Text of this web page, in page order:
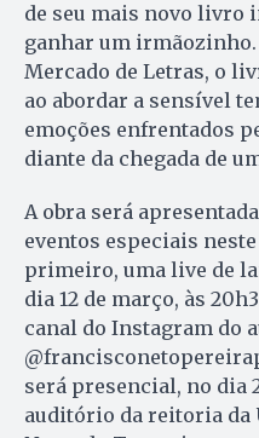
de seu mais novo livro
ganhar um
Mercado de Letras, o
ao abordar a sensível
emoções enfrentados
diante da chegada de
A obra será
eventos especiais
primeiro, uma live de
dia 12 de março, às
canal do Instagram do
será presencial, no dia
auditório da reitoria da